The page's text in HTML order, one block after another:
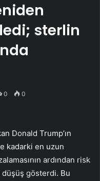
sterlin
0 0
Donald Trump’ın
kadarki en uzun
ardından risk
düşüş gösterdi. Bu